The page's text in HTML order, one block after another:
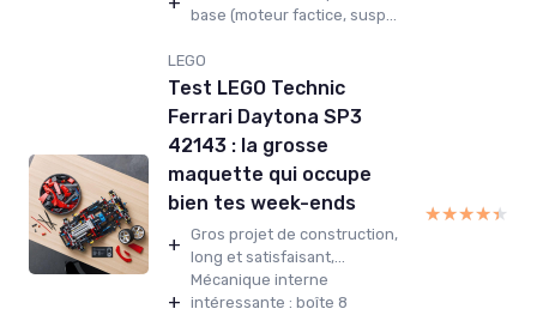
base (moteur factice, susp...
LEGO
Test LEGO Technic
Ferrari Daytona SP3
42143 : la grosse
maquette qui occupe
bien tes week-ends
+ Gros projet de construction,
long et satisfaisant,...
+
Mécanique interne
intéressante : boîte 8
★★★★★
★★★★★